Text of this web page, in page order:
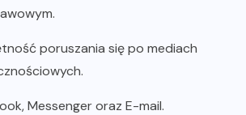
poruszania się po mediach
Messenger oraz E-mail.